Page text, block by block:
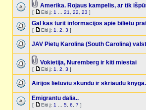
Amerika. Rojaus kampelis, ar tik
[ Eiti į: 1 21 22 23 ]
Gal kas turit informacijos apie bilietu
[ Eiti į: 1 2 3 ]
JAV Pietų Karolina (South Carolina)
Vokietija, Nuremberg ir kiti miestai
[ Eiti į: 1 2 3 ]
Airijos lietuviu skundu ir skriaudu knyga.
Emigrantu dalia..
[ Eiti į: 1 5 6 7 ]